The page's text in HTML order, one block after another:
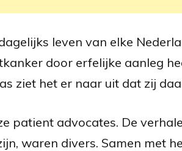
leven van elke
door erfelijke aanleg
ziet het er naar uit dat zij
patient advocates. De
waren divers. Samen met